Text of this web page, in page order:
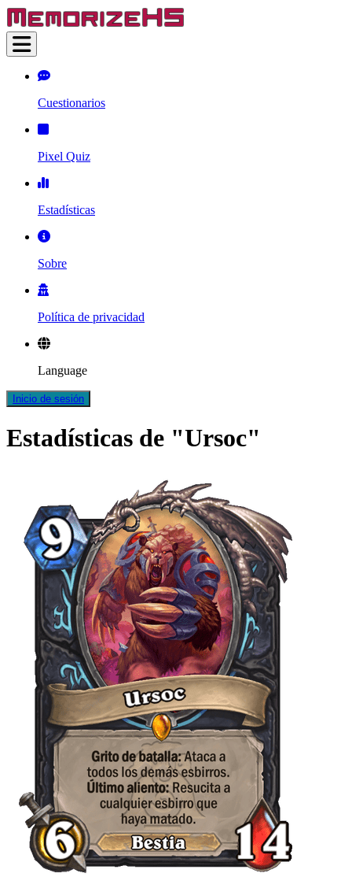
Cuestionarios
Pixel Quiz
Estadísticas
Sobre
Política de privacidad
Language
Inicio de sesión
Estadísticas de "Ursoc"